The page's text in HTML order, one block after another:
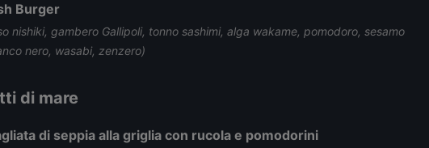
Burger
nishiki, gambero Gallipoli, tonno sashimi, alga wakame, pomodoro, sesamo
nero, wasabi, zenzero)
di mare
di seppia alla griglia con rucola e pomodorini